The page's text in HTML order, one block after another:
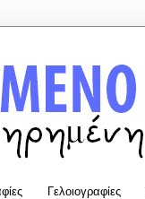
Γελοιογραφίες